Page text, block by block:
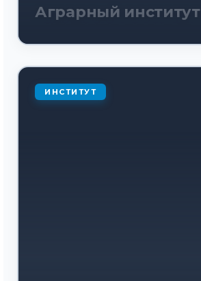
Аграрный институт
ИНСТИТУТ